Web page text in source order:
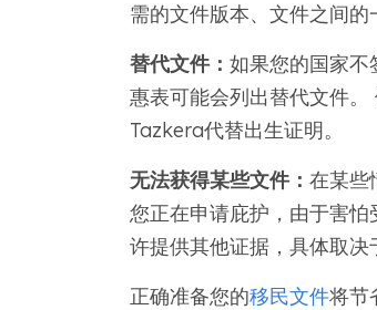
需的文件版本、文件之间的
替代文件： 如果您的国家不
惠表可能会列出替代文件
Tazkera代替出生证明。
无法获得某些文件： 在某些
您正在申请庇护，由于害
许提供其他证据，具体取决
正确准备您的移民文件将节